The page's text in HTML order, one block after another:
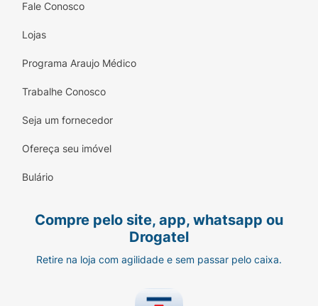
Inspire profundamente e de forma
Segure a respiração por cerca de 3 a 4
segundos;
lentamente;
Feche o dispositivo.
Após cada inalação, lave a boca com água
Quais os efeitos colaterais do Relvar
adversas, que variam de intensidade e
Fale Conosco
Lojas
Programa Araujo Médico
Trabalhe Conosco
Seja um fornecedor
Ofereça seu imóvel
Bulário
Compre pelo site, app, whatsapp ou
Drogatel
Retire na loja com agilidade e sem passar pelo caixa.